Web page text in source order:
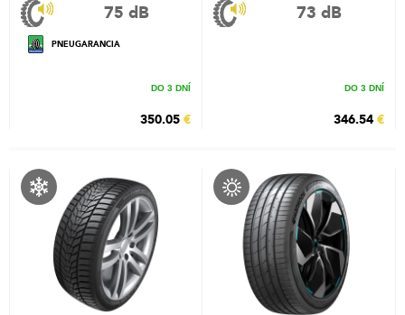
75 dB
PNEUGARANCIA
DO 3 DNÍ
350.05 €
73 dB
DO 3 DNÍ
346.54 €